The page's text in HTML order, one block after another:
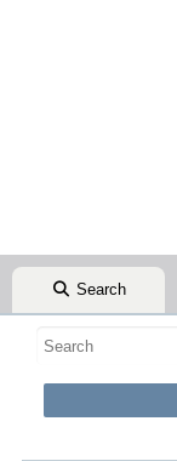
Search